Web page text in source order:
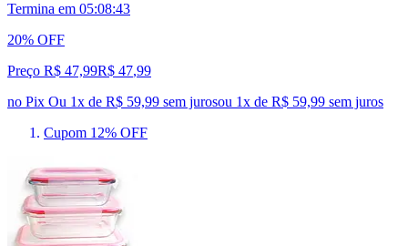
Termina em 05:08:42
20% OFF
Preço R$ 47,99R$ 47,99
no Pix Ou 1x de R$ 59,99 sem jurosou 1x de R$ 59,99 sem juros
Cupom 12% OFF